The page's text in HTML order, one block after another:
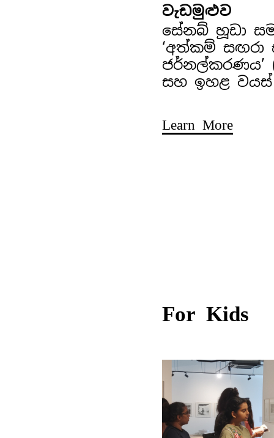
වැඩමුළුව
සේනබ් හූඩා
‘අත්කම් සඟරා
ජර්නල්කරණය’
සහ ඉහළ වයස්
Learn More
For Kids